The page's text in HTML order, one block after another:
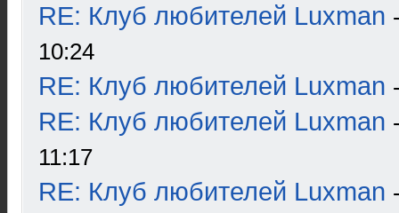
RE: Клуб любителей Luxman
10:24
RE: Клуб любителей Luxman
RE: Клуб любителей Luxman
11:17
RE: Клуб любителей Luxman